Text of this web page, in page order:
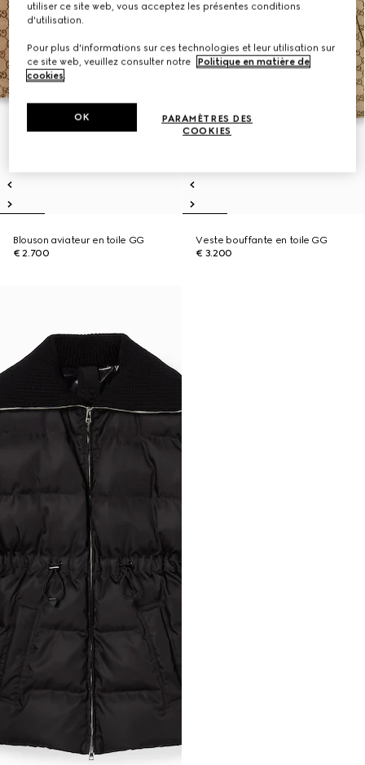
Blouson aviateur en toile GG
€ 2.700
Veste bouffante en toile GG
€ 3.200
utiliser ce site web, vous acceptez les présentes conditions
d'utilisation.
Pour plus d'informations sur ces technologies et leur utilisation sur
ce site web, veuillez consulter notre
Politique en matière de
cookies.
PARAMÈTRES DES
COOKIES
OK